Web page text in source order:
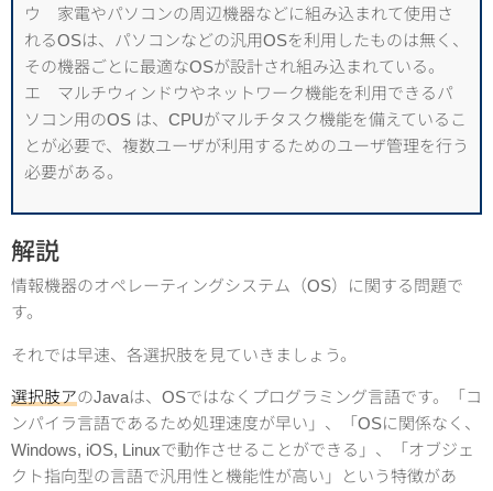
ウ 家電やパソコンの周辺機器などに組み込まれて使用さ
れるOSは、パソコンなどの汎用OSを利用したものは無く、
その機器ごとに最適なOSが設計され組み込まれている。
エ マルチウィンドウやネットワーク機能を利用できるパ
ソコン用のOS は、CPUがマルチタスク機能を備えているこ
とが必要で、複数ユーザが利用するためのユーザ管理を行う
必要がある。
解説
情報機器のオペレーティングシステム（OS）に関する問題で
す。
それでは早速、各選択肢を見ていきましょう。
選択肢アのJavaは、OSではなくプログラミング言語です。「コ
ンパイラ言語であるため処理速度が早い」、「OSに関係なく、
Windows, iOS, Linuxで動作させることができる」、「オブジェ
クト指向型の言語で汎用性と機能性が高い」という特徴があ